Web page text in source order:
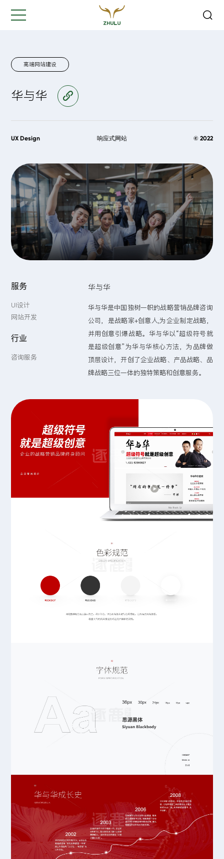
高端网站建设
华与华
UX Design 响应式网站 © 2022
服务
UI设计
网站开发
行业
咨询服务
华与华
华与华是中国独树一帜的战略营销品牌咨询
公司，是战略家+创意人,为企业制定战略，
并用创意引爆战略。华与华以“超级符号就
是超级创意”为华与华核心方法，为品牌做
顶层设计，开创了企业战略、产品战略、品
牌战略三位一体的独特策略和创意服务。
是我们最重要的工作之一...
您的姓名: *
联系方式:*
您的需求:
留言: